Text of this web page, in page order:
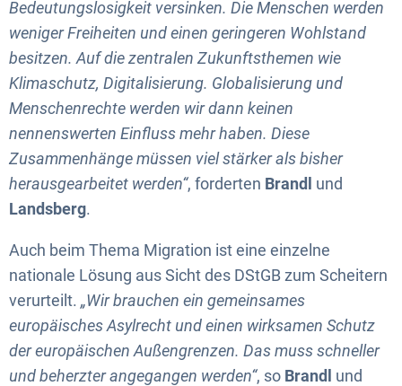
Bedeutungslosigkeit versinken. Die Menschen werden
weniger Freiheiten und einen geringeren Wohlstand
besitzen. Auf die zentralen Zukunftsthemen wie
Klimaschutz, Digitalisierung. Globalisierung und
Menschenrechte werden wir dann keinen
nennenswerten Einfluss mehr haben. Diese
Zusammenhänge müssen viel stärker als bisher
herausgearbeitet werden“, forderten Brandl und
Landsberg.
Auch beim Thema Migration ist eine einzelne
nationale Lösung aus Sicht des DStGB zum Scheitern
verurteilt. „Wir brauchen ein gemeinsames
europäisches Asylrecht und einen wirksamen Schutz
der europäischen Außengrenzen. Das muss schneller
und beherzter angegangen werden“, so Brandl und